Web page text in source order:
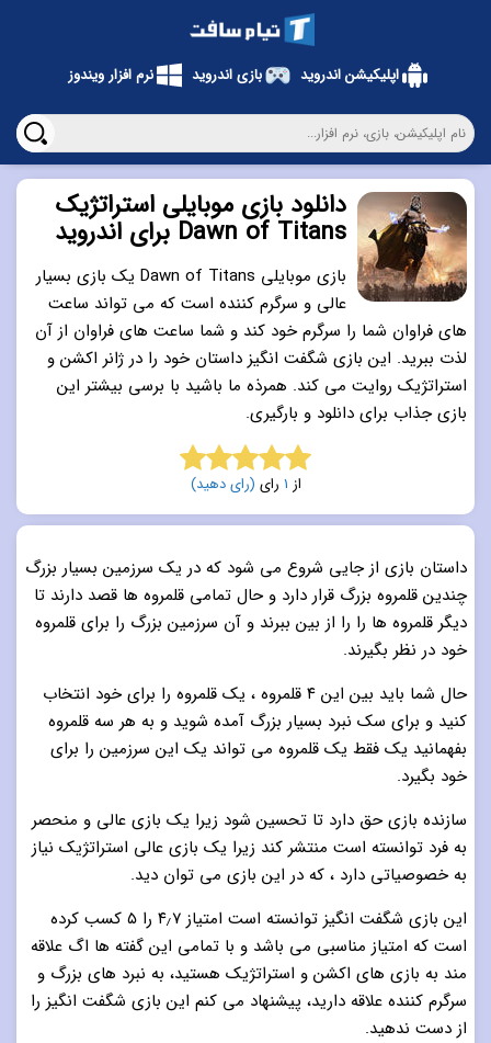
دانلود بازی موبایلی استراتژیک
Dawn of Titans برای اندروید
بازی موبایلی Dawn of Titans یک بازی بسیار
عالی و سرگرم کننده است که می تواند ساعت
های فراوان شما را سرگرم خود کند و شما ساعت های فراوان از آن
لذت ببرید. این بازی شگفت انگیز داستان خود را در ژانر اکشن و
استراتژیک روایت می کند. همرذه ما باشید با برسی بیشتر این
بازی جذاب برای دانلود و بارگیری.
5.0 از 5 از 1 رای (رای دهید)
داستان بازی از جایی شروع می شود که در یک سرزمین بسیار بزرگ
چندین قلمروه بزرگ قرار دارد و حال تمامی قلمروه ها قصد دارند تا
دیگر قلمروه ها را را از بین ببرند و آن سرزمین بزرگ را برای قلمروه
خود در نظر بگیرند.
حال شما باید بین این ۴ قلمروه ، یک قلمروه را برای خود انتخاب
کنید و برای سک نبرد بسیار بزرگ آمده شوید و به هر سه قلمروه
بفهمانید یک فقط یک قلمروه می تواند یک این سرزمین را برای
خود بگیرد.
سازنده بازی حق دارد تا تحسین شود زیرا یک بازی عالی و منحصر
به فرد توانسته است منتشر کند زیرا یک بازی عالی استراتژیک نیاز
به خصوصیاتی دارد ، که در این بازی می توان دید.
این بازی شگفت انگیز توانسته است امتیاز ۴٫۷ را ۵ کسب کرده
است که امتیاز مناسبی می باشد و با تمامی این گفته ها اگ علاقه
مند به بازی های اکشن و استراتژیک هستید، به نبرد های بزرگ و
سرگرم کننده علاقه دارید، پیشنهاد می کنم این بازی شگفت انگیز را
از دست ندهید.
اپلیکیشن اندروید بازی اندروید نرم افزار ویندوز